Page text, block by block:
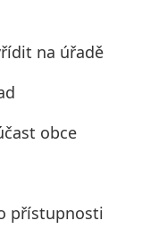
na úřadě
obce
přístupnosti